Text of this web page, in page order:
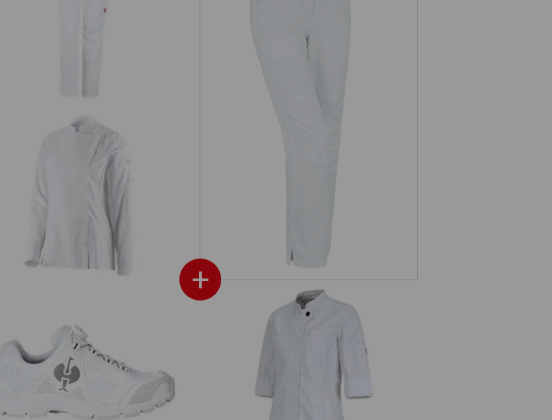
+
e.s. Kochhemd, Damen
O2 Berufsschuhe e.s. Minkar II
Berufsjacke 3/4-Arm e.s.fusion,